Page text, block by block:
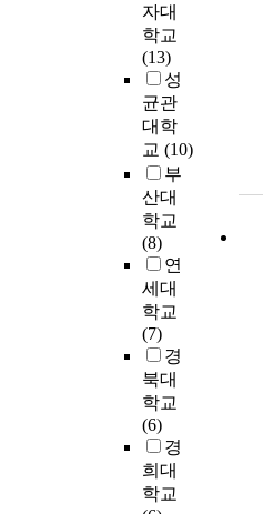
자대
학교
(13)
성
균관
대학
교 (10)
부
산대
학교
(8)
연
세대
학교
(7)
경
북대
학교
(6)
경
희대
학교